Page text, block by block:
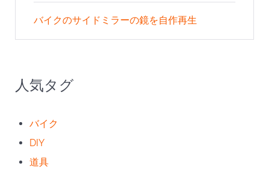
バイクのサイドミラーの鏡を自作再生
人気タグ
バイク
DIY
道具